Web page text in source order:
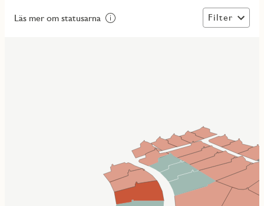
Läs mer om statusarna Filter